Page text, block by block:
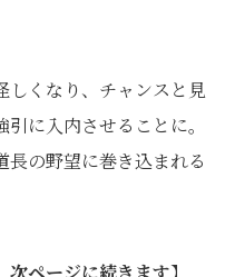
しくなり、チャンスと見
に入内させることに。
長の野望に巻き込まれる